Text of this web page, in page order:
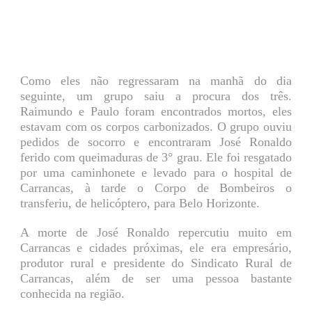
Como eles não regressaram na manhã do dia
seguinte, um grupo saiu a procura dos três.
Raimundo e Paulo foram encontrados mortos, eles
estavam com os corpos carbonizados. O grupo ouviu
pedidos de socorro e encontraram José Ronaldo
ferido com queimaduras de 3° grau. Ele foi resgatado
por uma caminhonete e levado para o hospital de
Carrancas, à tarde o Corpo de Bombeiros o
transferiu, de helicóptero, para Belo Horizonte.
A morte de José Ronaldo repercutiu muito em
Carrancas e cidades próximas, ele era empresário,
produtor rural e presidente do Sindicato Rural de
Carrancas, além de ser uma pessoa bastante
conhecida na região.